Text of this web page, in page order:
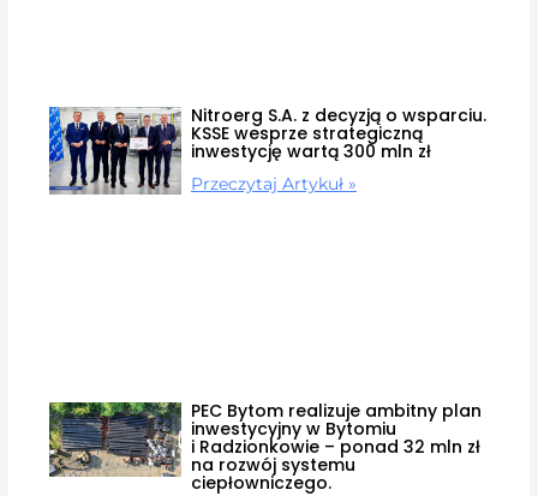
Nitroerg S.A. z decyzją o wsparciu.
KSSE wesprze strategiczną
inwestycję wartą 300 mln zł
Przeczytaj Artykuł »
PEC Bytom realizuje ambitny plan
inwestycyjny w Bytomiu
i Radzionkowie – ponad 32 mln zł
na rozwój systemu
ciepłowniczego.